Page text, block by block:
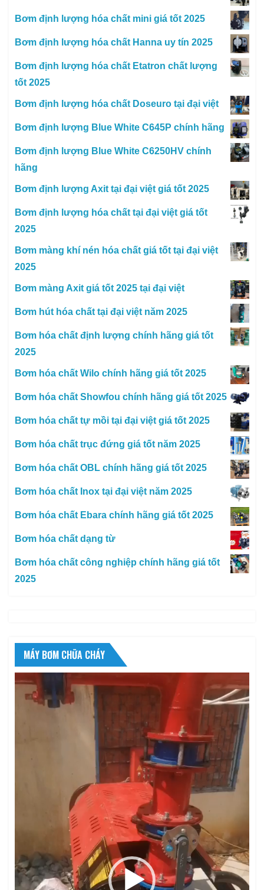
Bơm định lượng hóa chất mini giá tốt 2025
Bơm định lượng hóa chất Hanna uy tín 2025
Bơm định lượng hóa chất Etatron chất lượng
tốt 2025
Bơm định lượng hóa chất Doseuro tại đại việt
Bơm định lượng Blue White C645P chính hãng
Bơm định lượng Blue White C6250HV chính
hãng
Bơm định lượng Axit tại đại việt giá tốt 2025
Bơm định lượng hóa chất tại đại việt giá tốt
2025
Bơm màng khí nén hóa chất giá tốt tại đại việt
2025
Bơm màng Axit giá tốt 2025 tại đại việt
Bơm hút hóa chất tại đại việt năm 2025
Bơm hóa chất định lượng chính hãng giá tốt
2025
Bơm hóa chất Wilo chính hãng giá tốt 2025
Bơm hóa chất Showfou chính hãng giá tốt 2025
Bơm hóa chất tự mồi tại đại việt giá tốt 2025
Bơm hóa chất trục đứng giá tốt năm 2025
Bơm hóa chất OBL chính hãng giá tốt 2025
Bơm hóa chất Inox tại đại việt năm 2025
Bơm hóa chất Ebara chính hãng giá tốt 2025
Bơm hóa chất dạng từ
Bơm hóa chất công nghiệp chính hãng giá tốt
2025
MÁY BƠM CHỮA CHÁY
Trình
chơi